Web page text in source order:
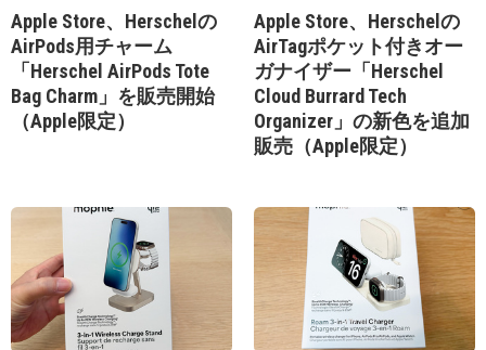
Apple Store、Herschelの
AirPods用チャーム
「Herschel AirPods Tote
Bag Charm」を販売開始
（Apple限定）
Apple Store、Herschelの
AirTagポケット付きオー
ガナイザー「Herschel
Cloud Burrard Tech
Organizer」の新色を追加
販売（Apple限定）